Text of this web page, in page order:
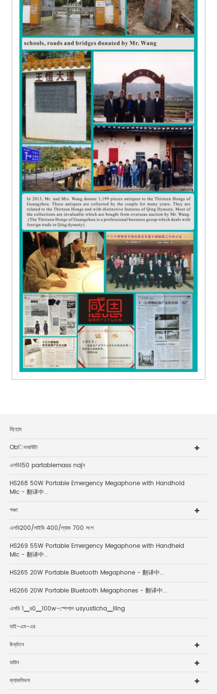
নিহোম
Obিবআউটা
এলডি150 partablemass najন
HS268 50W Portable Emergency Megaphone with Handhold
Mic - 翻译中...
পঞ্চা
এলডি200/লাইডি 400/ল্যাক 700 লংশ
HS269 55W Portable Emergency Megaphone with Handheld
Mic - 翻译中...
HS265 20W Portable Bluetooth Megaphone - 翻译中...
HS266 20W Portable Bluetooth Megaphones - 翻译中...
এলডি 1▁র0▁100w-স্পেশাল usyusticha▁iling
ডাই-এম-এর
ঊর্ধ্বতন
ডাউন
ক্যাকসিভস